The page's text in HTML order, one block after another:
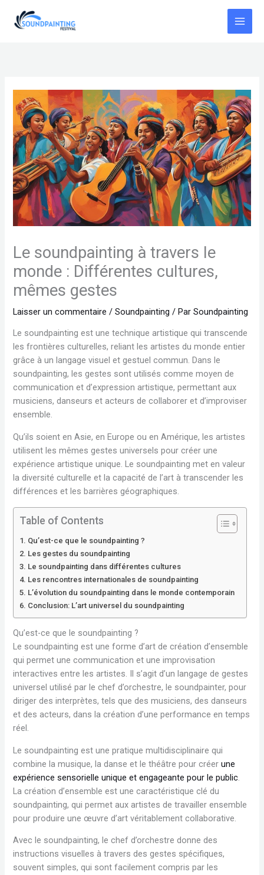
contenu
Le soundpainting à travers le
monde : Différentes cultures,
mêmes gestes
Laisser un commentaire /Soundpainting / ParSoundpainting
Le soundpainting est une technique artistique qui transcende
les frontières culturelles, reliant les artistes du monde entier
grâce à un langage visuel et gestuel commun. Dans le
soundpainting, les gestes sont utilisés comme moyen de
communication et d’expression artistique, permettant aux
musiciens, danseurs et acteurs de collaborer et d’improviser
ensemble.
Qu’ils soient en Asie, en Europe ou en Amérique, les artistes
utilisent les mêmes gestes universels pour créer une
expérience artistique unique. Le soundpainting met en valeur
la diversité culturelle et la capacité de l’art à transcender les
différences et les barrières géographiques.
Table of Contents
Qu’est-ce que le soundpainting ?
Les gestes du soundpainting
Le soundpainting dans différentes cultures
Les rencontres internationales de soundpainting
L’évolution du soundpainting dans le monde contemporain
Conclusion: L’art universel du soundpainting
Qu’est-ce que le soundpainting ?
Le soundpainting est une forme d’art de création d’ensemble
qui permet une communication et une improvisation
interactives entre les artistes. Il s’agit d’un langage de gestes
universel utilisé par le chef d’orchestre, le soundpainter, pour
diriger des interprètes, tels que des musiciens, des danseurs
et des acteurs, dans la création d’une performance en temps
réel.
Le soundpainting est une pratique multidisciplinaire qui
combine la musique, la danse et le théâtre pour créerune
expérience sensorielle unique et engageante pour le public.
La création d’ensemble est une caractéristique clé du
soundpainting, qui permet aux artistes de travailler ensemble
pour produire une œuvre d’art véritablement collaborative.
Avec le soundpainting, le chef d’orchestre donne des
instructions visuelles à travers des gestes spécifiques,
souvent simples, qui sont facilement compris par les